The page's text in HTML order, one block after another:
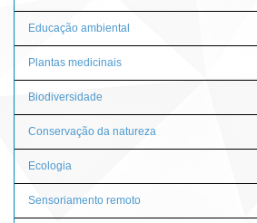
Educação ambiental
Plantas medicinais
Biodiversidade
Conservação da natureza
Ecologia
Sensoriamento remoto